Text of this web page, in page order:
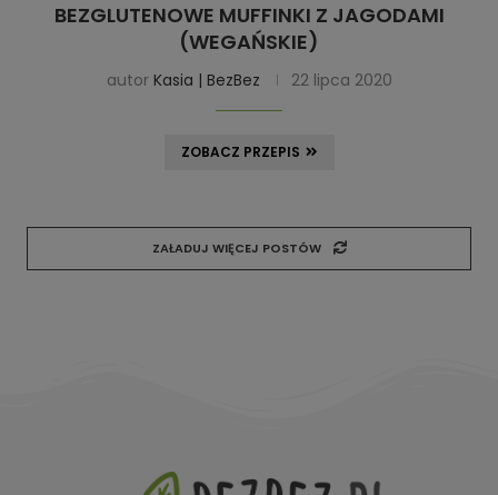
BEZGLUTENOWE MUFFINKI Z JAGODAMI
(WEGAŃSKIE)
autor Kasia | BezBez 22 lipca 2020
ZOBACZ PRZEPIS
ZAŁADUJ WIĘCEJ POSTÓW